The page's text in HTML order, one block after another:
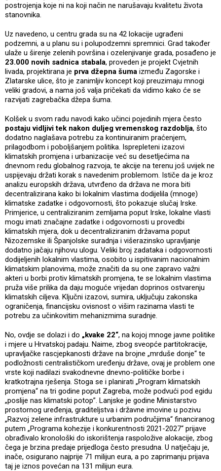
postrojenja koje ni na koji način ne narušavaju kvalitetu života
stanovnika.
Uz navedeno, u centru grada su na 42 lokacije ugrađeni
podzemni, a u planu su i polupodzemni spremnici. Grad također
ulaže u širenje zelenih površina i ozelenjivanje grada, posađeno je
23.000 novih sadnica stabala, proveden je projekt Cvjetnih
livada, projektirana je prva džepna šuma između Zagorske i
Zlatarske ulice, što je zanimljiv koncept koji preuzimaju mnogi
veliki gradovi, a nama još valja pričekati da vidimo kako će se
razvijati zagrebačka džepa šuma.
Kolšek u svom radu navodi kako učinci pojedinih mjera često
postaju vidljivi tek nakon duljeg vremenskog razdoblja, što
dodatno naglašava potrebu za kontinuiranim praćenjem,
prilagodbom i poboljšanjem politika. Isprepleteni izazovi
klimatskih promjena i urbanizacije već su desetljećima na
dnevnom redu globalnog razvoja, te akcije na terenu još uvijek ne
uspijevaju držati korak s navedenim problemom. Ističe da je kroz
analizu europskih država, utvrđeno da država ne mora biti
decentralizirana kako bi lokalnim vlastima dodijelila (mnoge)
klimatske zadatke i odgovornosti, što pokazuje slučaj Irske.
Primjerice, u centraliziranim zemljama poput Irske, lokalne vlasti
mogu imati značajne zadatke i odgovornosti u provedbi
klimatskih mjera, dok u decentraliziranim državama poput
Nizozemske ili Španjolske suradnja i višerazinsko upravljanje
dodatno jačaju njihovu ulogu. Veliki broj zadataka i odgovornosti
dodijeljenih lokalnim vlastima, osobito u ispitivanim nacionalnim
klimatskim planovima, može značiti da su one zapravo važni
akteri u borbi protiv klimatskih promjena, te se lokalnim vlastima
pruža više prilika da daju moguće vrijedan doprinos ostvarenju
klimatskih ciljeva. Ključni izazovi, sumira, uključuju zakonska
ograničenja, financijsku ovisnost o višim razinama vlasti te
potrebu za učinkovitim mehanizmima suradnje.
No, ovdje se dolazi i do „kvake 22“, na kojoj mnoge javne politike
i mjere u Hrvatskoj padaju. Naime, zbog sveopće partitokracije,
upravljačke rascjepkanosti države na brojne „mrduše donje“ te
podložnosti centralističkom uređenju države, ovaj je problem one
vrste koji nadilazi svakodnevne dnevno-političke borbe i
kratkotrajna rješenja. Stoga se i planirati „Program klimatskih
promjena“ na tri godine poput Zagreba, može podvući pod egidu
„poslije nas klimatski potop”. Lanjske je godine Ministarstvo
prostornog uređenja, graditeljstva i državne imovine u pozivu
„Razvoj zelene infrastrukture u urbanim područjima“ financiranog
putem „Programa kohezije i konkurentnosti 2021-2027“ prijave
obrađivalo kronološki do iskorištenja raspoložive alokacije, zbog
čega je brzina predaje prijedloga često presudna. U natječaju je,
inače, osigurano najprije 71 milijun eura, a po zaprimanju prijava
taj je iznos povećan na 131 milijun eura.